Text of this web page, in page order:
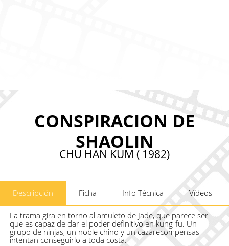
CONSPIRACION DE
SHAOLIN
CHU HAN KUM ( 1982)
Descripción Ficha Info Técnica Vídeos
La trama gira en torno al amuleto de Jade, que parece ser
que es capaz de dar el poder definitivo en kung-fu. Un
grupo de ninjas, un noble chino y un cazarecompensas
intentan conseguirlo a toda costa.